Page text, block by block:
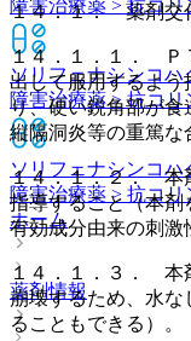
障害治療薬 > 抗コリ
ソリフェナシンコ
障害治療薬 > 抗コリ
ソリフェナシンコ
障害治療薬 > 抗コリ
ホーム
薬剤情報
１４．１． 薬剤交
１４．１．１． Ｐ
出して服用するよう
り、硬い鋭角部が食
縦隔洞炎等の重篤な
１４．１．２． 本
指導すること（本剤
有効成分由来の刺激
１４．１．３． 本
崩壊するため、水な
ることもできる）。